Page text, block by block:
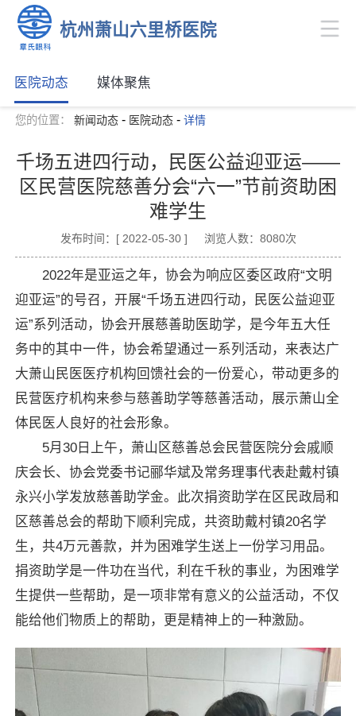
杭州萧山六里桥医院
医院动态 媒体聚焦
您的位置： 新闻动态 - 医院动态 -详情
千场五进四行动，民医公益迎亚运——
区民营医院慈善分会“六一”节前资助困
难学生
发布时间：[ 2022-05-30 ] 浏览人数：8080次
2022年是亚运之年，协会为响应区委区政府“文明
迎亚运”的号召，开展“千场五进四行动，民医公益迎亚
运”系列活动，协会开展慈善助医助学，是今年五大任
务中的其中一件，协会希望通过一系列活动，来表达广
大萧山民医医疗机构回馈社会的一份爱心，带动更多的
民营医疗机构来参与慈善助学等慈善活动，展示萧山全
体民医人良好的社会形象。
5月30日上午，萧山区慈善总会民营医院分会戚顺
庆会长、协会党委书记郦华斌及常务理事代表赴戴村镇
永兴小学发放慈善助学金。此次捐资助学在区民政局和
区慈善总会的帮助下顺利完成，共资助戴村镇20名学
生，共4万元善款，并为困难学生送上一份学习用品。
捐资助学是一件功在当代，利在千秋的事业，为困难学
生提供一些帮助，是一项非常有意义的公益活动，不仅
能给他们物质上的帮助，更是精神上的一种激励。